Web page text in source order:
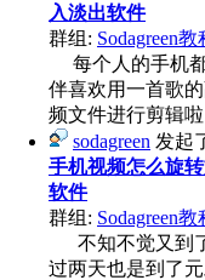
入淡出软件
群组: Sodagreen
每个人的手机都
伴喜欢用一首歌
频文件进行剪辑
sodagreen 发起
手机视频怎么旋
软件
群组: Sodagreen
不知不觉又到了
过两天也是到了